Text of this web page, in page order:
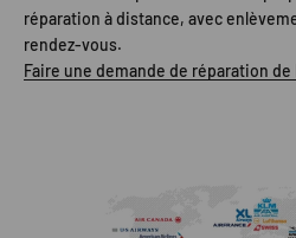
réparation à distance, avec
rendez-vous.
Faire une demande de réparation de